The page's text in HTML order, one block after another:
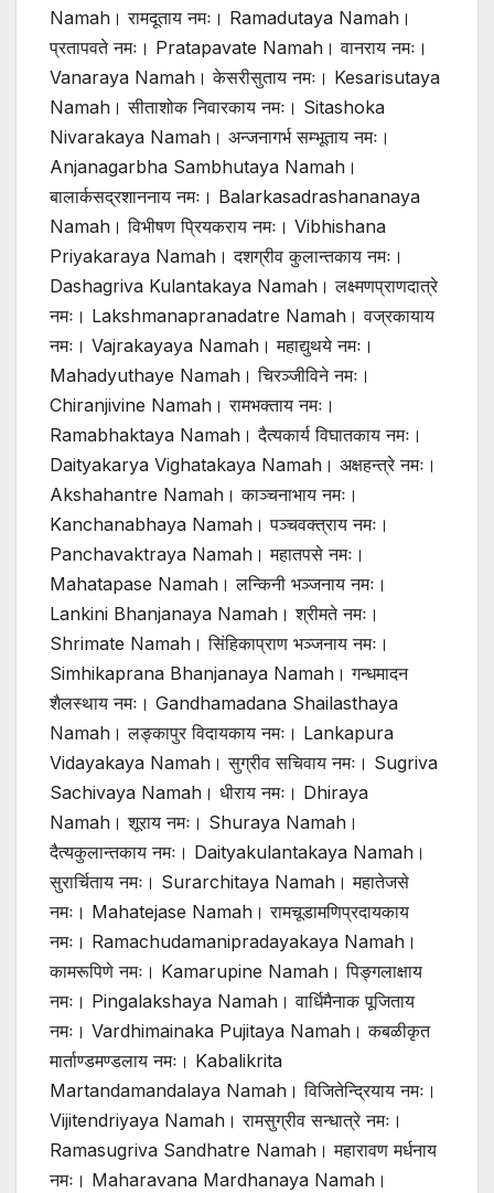
Namah। रामदूताय नमः। Ramadutaya Namah।
प्रतापवते नमः। Pratapavate Namah। वानराय नमः।
Vanaraya Namah। केसरीसुताय नमः। Kesarisutaya
Namah। सीताशोक निवारकाय नमः। Sitashoka
Nivarakaya Namah। अन्जनागर्भ सम्भूताय नमः।
Anjanagarbha Sambhutaya Namah।
बालार्कसद्रशाननाय नमः। Balarkasadrashananaya
Namah। विभीषण प्रियकराय नमः। Vibhishana
Priyakaraya Namah। दशग्रीव कुलान्तकाय नमः।
Dashagriva Kulantakaya Namah। लक्ष्मणप्राणदात्रे
नमः। Lakshmanapranadatre Namah। वज्रकायाय
नमः। Vajrakayaya Namah। महाद्युथये नमः।
Mahadyuthaye Namah। चिरञ्जीविने नमः।
Chiranjivine Namah। रामभक्ताय नमः।
Ramabhaktaya Namah। दैत्यकार्य विघातकाय नमः।
Daityakarya Vighatakaya Namah। अक्षहन्त्रे नमः।
Akshahantre Namah। काञ्चनाभाय नमः।
Kanchanabhaya Namah। पञ्चवक्त्राय नमः।
Panchavaktraya Namah। महातपसे नमः।
Mahatapase Namah। लन्किनी भञ्जनाय नमः।
Lankini Bhanjanaya Namah। श्रीमते नमः।
Shrimate Namah। सिंहिकाप्राण भञ्जनाय नमः।
Simhikaprana Bhanjanaya Namah। गन्धमादन
शैलस्थाय नमः। Gandhamadana Shailasthaya
Namah। लङ्कापुर विदायकाय नमः। Lankapura
Vidayakaya Namah। सुग्रीव सचिवाय नमः। Sugriva
Sachivaya Namah। धीराय नमः। Dhiraya
Namah। शूराय नमः। Shuraya Namah।
दैत्यकुलान्तकाय नमः। Daityakulantakaya Namah।
सुरार्चिताय नमः। Surarchitaya Namah। महातेजसे
नमः। Mahatejase Namah। रामचूडामणिप्रदायकाय
नमः। Ramachudamanipradayakaya Namah।
कामरूपिणे नमः। Kamarupine Namah। पिङ्गलाक्षाय
नमः। Pingalakshaya Namah। वार्धिमैनाक पूजिताय
नमः। Vardhimainaka Pujitaya Namah। कबळीकृत
मार्ताण्डमण्डलाय नमः। Kabalikrita
Martandamandalaya Namah। विजितेन्द्रियाय नमः।
Vijitendriyaya Namah। रामसुग्रीव सन्धात्रे नमः।
Ramasugriva Sandhatre Namah। महारावण मर्धनाय
नमः। Maharavana Mardhanaya Namah।